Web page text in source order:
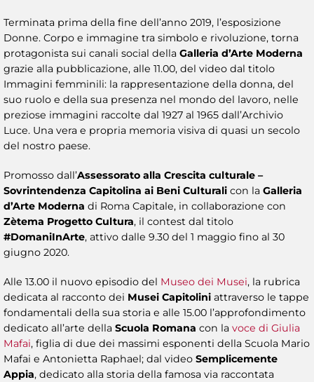
Terminata prima della fine dell’anno 2019, l’esposizione
Donne. Corpo e immagine tra simbolo e rivoluzione, torna
protagonista sui canali social della Galleria d’Arte Moderna
grazie alla pubblicazione, alle 11.00, del video dal titolo
Immagini femminili: la rappresentazione della donna, del
suo ruolo e della sua presenza nel mondo del lavoro, nelle
preziose immagini raccolte dal 1927 al 1965 dall’Archivio
Luce. Una vera e propria memoria visiva di quasi un secolo
del nostro paese.
Promosso dall’Assessorato alla Crescita culturale –
Sovrintendenza Capitolina ai Beni Culturali con la Galleria
d’Arte Moderna di Roma Capitale, in collaborazione con
Zètema Progetto Cultura, il contest dal titolo
#DomaniInArte, attivo dalle 9.30 del 1 maggio fino al 30
giugno 2020.
Alle 13.00 il nuovo episodio del Museo dei Musei, la rubrica
dedicata al racconto dei Musei Capitolini attraverso le tappe
fondamentali della sua storia e alle 15.00 l’approfondimento
dedicato all’arte della Scuola Romana con la voce di Giulia
Mafai, figlia di due dei massimi esponenti della Scuola Mario
Mafai e Antonietta Raphael; dal video Semplicemente
Appia, dedicato alla storia della famosa via raccontata